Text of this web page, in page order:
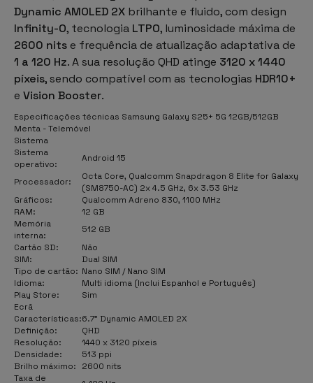
Dynamic AMOLED 2X brilhante e fluido, com design
Infinity-O, tecnologia LTPO, luminosidade máxima de
2600 nits e frequência de atualização adaptativa de
1 a 120 Hz. A sua resolução QHD atinge 3120 x 1440
píxeis, sendo compatível com as tecnologias HDR10+
e Vision Booster.
Especificações técnicas Samsung Galaxy S25+ 5G 12GB/512GB
Menta - Telemóvel
Sistema
Sistema
operativo:
Android 15
Processador:
Octa Core, Qualcomm Snapdragon 8 Elite for Galaxy
(SM8750-AC) 2x 4.5 GHz, 6x 3.53 GHz
Gráficos:
Qualcomm Adreno 830, 1100 MHz
RAM:
12 GB
Memória
interna:
512 GB
Cartão SD:
Não
SIM:
Dual SIM
Tipo de cartão: Nano SIM / Nano SIM
Idioma:
Multi idioma (Inclui Espanhol e Português)
Play Store:
Sim
Ecrã
Características:6.7" Dynamic AMOLED 2X
Definição:
QHD
Resolução:
1440 x 3120 píxeis
Densidade:
513 ppi
Brilho máximo:
2600 nits
Taxa de